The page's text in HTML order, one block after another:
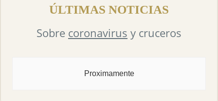
ÚLTIMAS NOTICIAS
Sobre coronavirus y cruceros
Proximamente